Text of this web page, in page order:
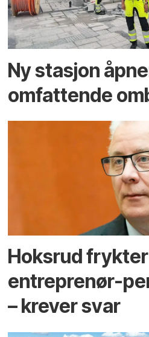
Ny stasjon
omfattende
Hoksrud frykter
entreprenør-
– krever svar